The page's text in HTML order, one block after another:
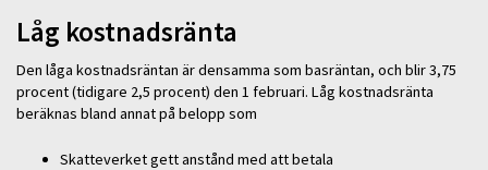
Låg kostnadsränta
Den låga kostnadsräntan är densamma som basräntan, och blir 3,75
procent (tidigare 2,5 procent) den 1 februari. Låg kostnadsränta
beräknas bland annat på belopp som
Skatteverket gett anstånd med att betala